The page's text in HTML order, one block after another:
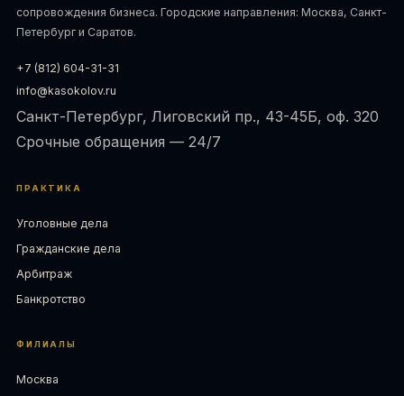
сопровождения бизнеса. Городские направления: Москва, Санкт-
Петербург и Саратов.
+7 (812) 604-31-31
info@kasokolov.ru
Санкт-Петербург, Лиговский пр., 43-45Б, оф. 320
Срочные обращения — 24/7
ПРАКТИКА
Уголовные дела
Гражданские дела
Арбитраж
Банкротство
ФИЛИАЛЫ
Москва